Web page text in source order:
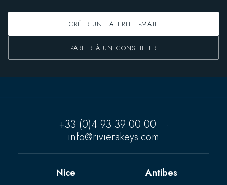
CRÉER UNE ALERTE E-MAIL
PARLER À UN CONSEILLER
+33 (0)4 93 39 00 00
·
info@rivierakeys.com
Nice Antibes